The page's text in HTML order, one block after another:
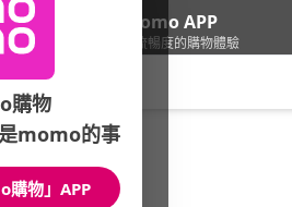
下載momo APP
給你3倍流暢度的購物體驗
家電/料理電器/廚房電器設備
館長推薦 月銷量
購物
momo的事
購物」APP